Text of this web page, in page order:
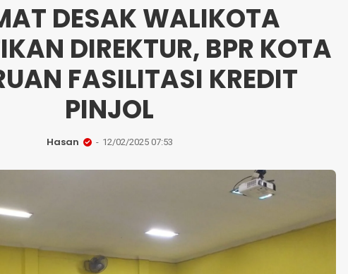
DESAK WALIKOTA
DIREKTUR, BPR KOTA
FASILITASI KREDIT
PINJOL
Hasan 12/02/2025 07:53